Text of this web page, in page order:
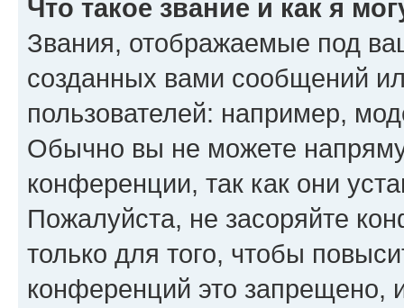
Что такое звание и как я
Звания, отображаемые под
созданных вами сообщений
пользователей: например,
Обычно вы не можете
конференции, так как они
Пожалуйста, не засоряйте
только для того, чтобы
конференций это запрещено,